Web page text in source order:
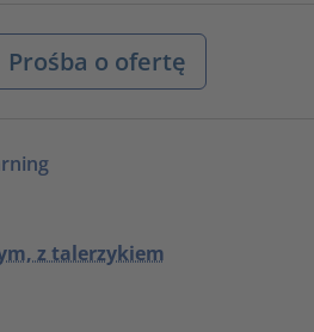
Prośba o ofertę
z talerzykiem